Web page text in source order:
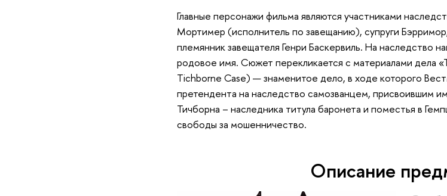
Главные персонажи фильма являются участниками
Мортимер (исполнитель по завещанию), супруги
племянник завещателя Генри Баскервиль. На наследство
родовое имя. Сюжет перекликается с материалами дела
Tichborne Case) — знаменитое дело, в ходе которого
претендента на наследство самозванцем, присвоившим
Тичборна – наследника титула баронета и поместья в
свободы за мошенничество.
Описание